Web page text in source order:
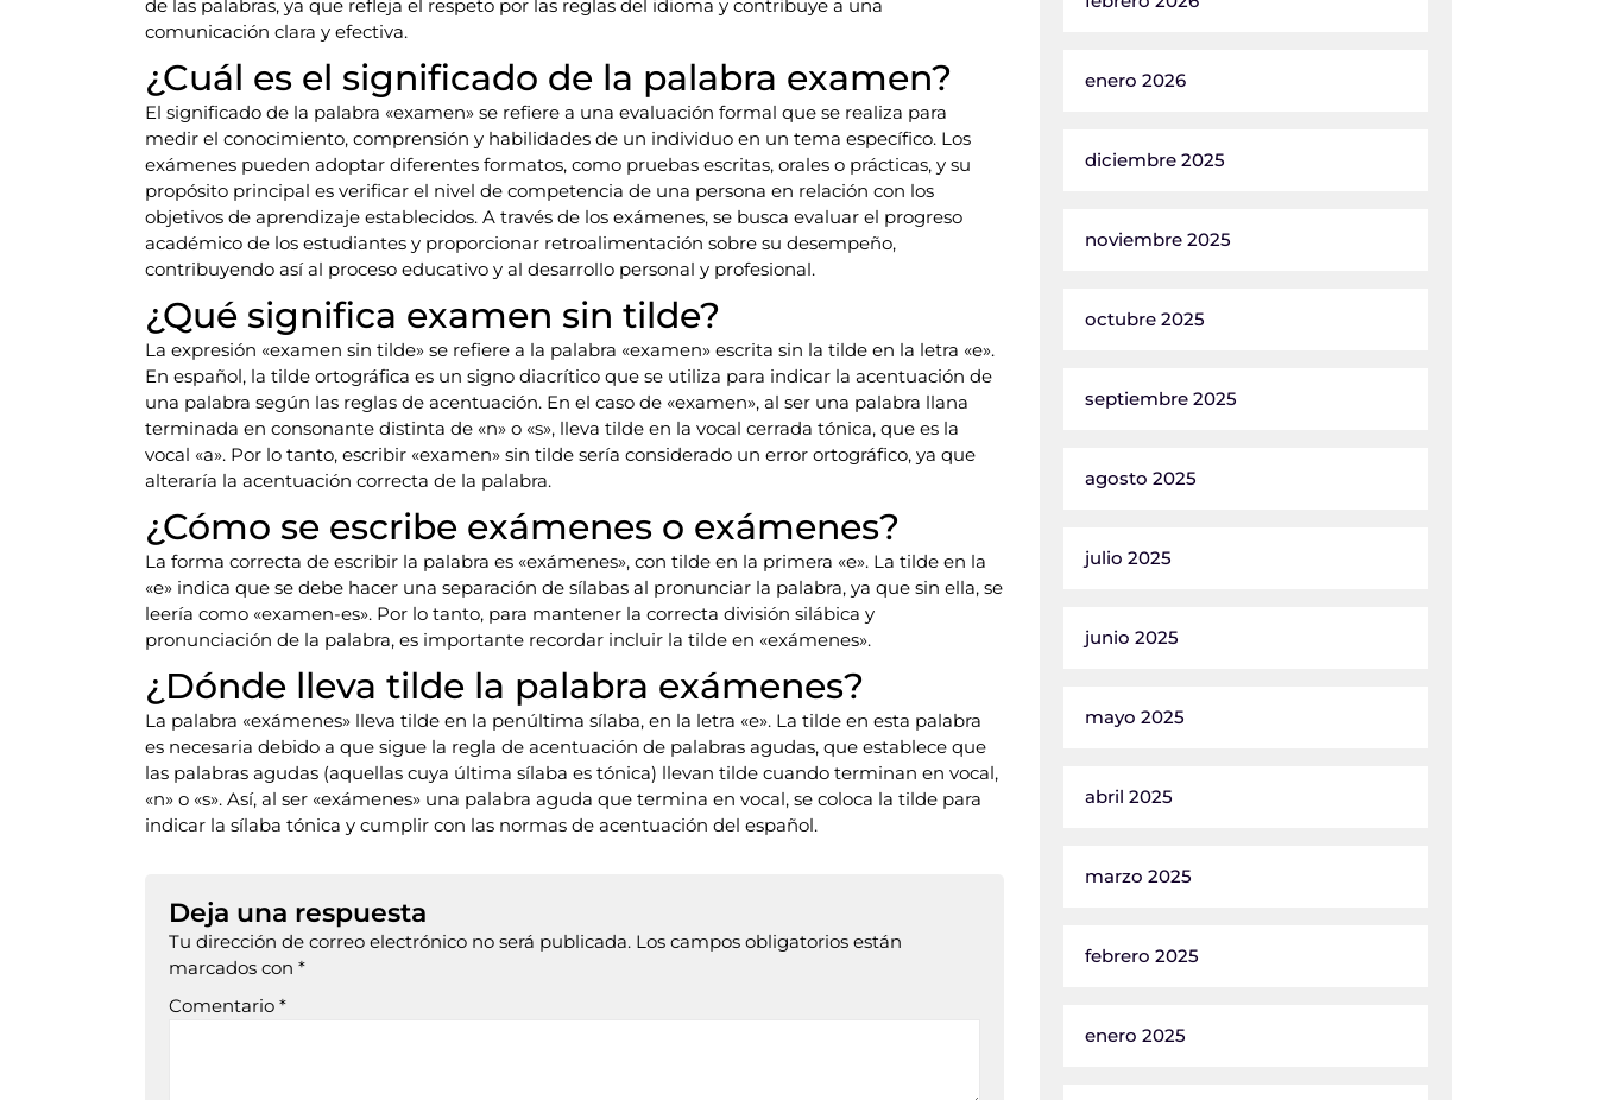
de las palabras, ya que refleja el respeto por las reglas del idioma y contribuye a una
comunicación clara y efectiva.
¿Cuál es el significado de la palabra examen?
El significado de la palabra «examen» se refiere a una evaluación formal que se realiza para
medir el conocimiento, comprensión y habilidades de un individuo en un tema específico. Los
exámenes pueden adoptar diferentes formatos, como pruebas escritas, orales o prácticas, y su
propósito principal es verificar el nivel de competencia de una persona en relación con los
objetivos de aprendizaje establecidos. A través de los exámenes, se busca evaluar el progreso
académico de los estudiantes y proporcionar retroalimentación sobre su desempeño,
contribuyendo así al proceso educativo y al desarrollo personal y profesional.
¿Qué significa examen sin tilde?
La expresión «examen sin tilde» se refiere a la palabra «examen» escrita sin la tilde en la letra «e».
En español, la tilde ortográfica es un signo diacrítico que se utiliza para indicar la acentuación de
una palabra según las reglas de acentuación. En el caso de «examen», al ser una palabra llana
terminada en consonante distinta de «n» o «s», lleva tilde en la vocal cerrada tónica, que es la
vocal «a». Por lo tanto, escribir «examen» sin tilde sería considerado un error ortográfico, ya que
alteraría la acentuación correcta de la palabra.
¿Cómo se escribe exámenes o exámenes?
La forma correcta de escribir la palabra es «exámenes», con tilde en la primera «e». La tilde en la
«e» indica que se debe hacer una separación de sílabas al pronunciar la palabra, ya que sin ella, se
leería como «examen-es». Por lo tanto, para mantener la correcta división silábica y
pronunciación de la palabra, es importante recordar incluir la tilde en «exámenes».
¿Dónde lleva tilde la palabra exámenes?
La palabra «exámenes» lleva tilde en la penúltima sílaba, en la letra «e». La tilde en esta palabra
es necesaria debido a que sigue la regla de acentuación de palabras agudas, que establece que
las palabras agudas (aquellas cuya última sílaba es tónica) llevan tilde cuando terminan en vocal,
«n» o «s». Así, al ser «exámenes» una palabra aguda que termina en vocal, se coloca la tilde para
indicar la sílaba tónica y cumplir con las normas de acentuación del español.
Deja una respuesta
Tu dirección de correo electrónico no será publicada. Los campos obligatorios están
marcados con *
Comentario *
enero 2026
diciembre 2025
noviembre 2025
octubre 2025
septiembre 2025
agosto 2025
julio 2025
junio 2025
mayo 2025
abril 2025
marzo 2025
febrero 2025
enero 2025